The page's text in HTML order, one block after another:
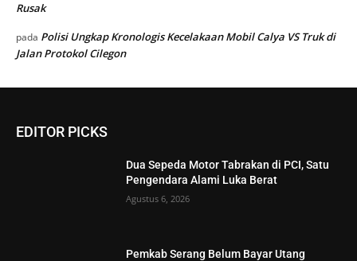
Rusak
pada Polisi Ungkap Kronologis Kecelakaan Mobil Calya VS Truk di
Jalan Protokol Cilegon
EDITOR PICKS
Dua Sepeda Motor Tabrakan di PCI, Satu
Pengendara Alami Luka Berat
Agustus 6, 2026
Pemkab Serang Belum Bayar Utang